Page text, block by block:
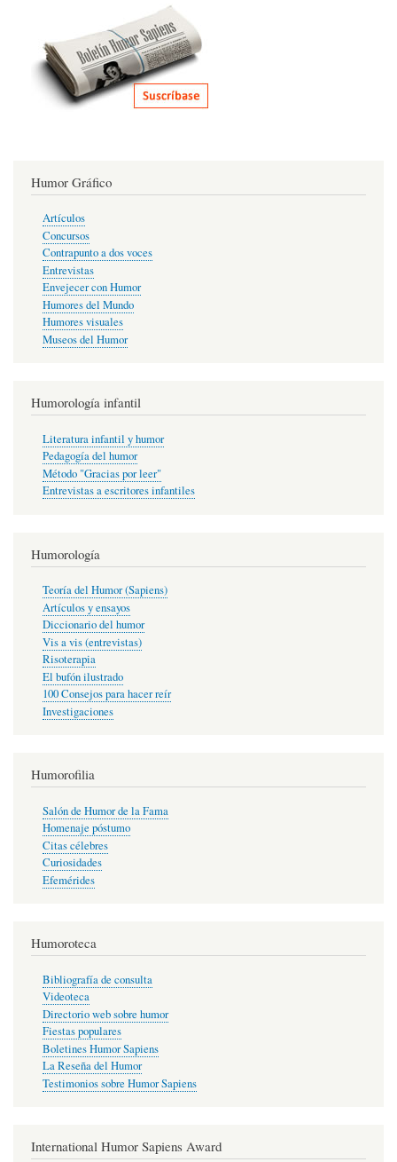
Humor Gráfico
Artículos
Concursos
Contrapunto a dos voces
Entrevistas
Envejecer con Humor
Humores del Mundo
Humores visuales
Museos del Humor
Humorología infantil
Literatura infantil y humor
Pedagogía del humor
Método "Gracias por leer"
Entrevistas a escritores infantiles
Humorología
Teoría del Humor (Sapiens)
Artículos y ensayos
Diccionario del humor
Vis a vis (entrevistas)
Risoterapia
El bufón ilustrado
100 Consejos para hacer reír
Investigaciones
Humorofilia
Salón de Humor de la Fama
Homenaje póstumo
Citas célebres
Curiosidades
Efemérides
Humoroteca
Bibliografía de consulta
Videoteca
Directorio web sobre humor
Fiestas populares
Boletines Humor Sapiens
La Reseña del Humor
Testimonios sobre Humor Sapiens
International Humor Sapiens Award